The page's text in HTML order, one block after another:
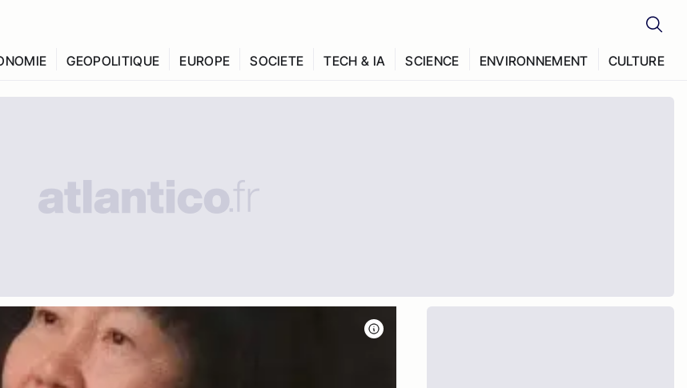
GEOPOLITIQUE EUROPE SOCIETE TECH & IA SCIENCE ENVIRONNEMENT CULTURE